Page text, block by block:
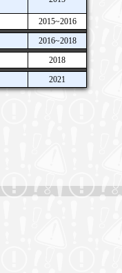
2015~2016
2016~2018
2018
2021